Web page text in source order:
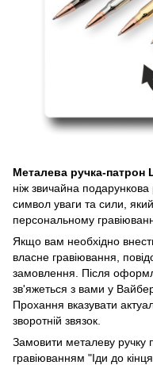
Металева ручка-патрон
ніж звичайна подарункова
символ уваги та сили,
персональному
Якщо вам необхідно
власне гравіювання,
замовлення. Після
зв'яжеться з вами у
Прохання вказувати
зворотній звязок.
Замовити металеву ручку
гравіюванням "Іди до